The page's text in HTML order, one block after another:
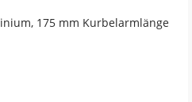
175 mm Kurbelarmlänge